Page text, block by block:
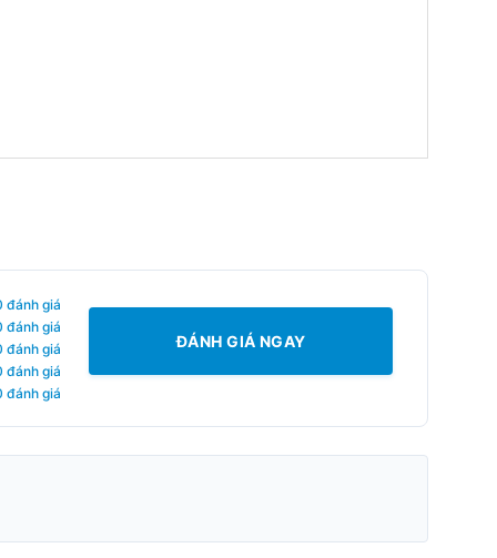
đánh giá
đánh giá
đánh giá
đánh giá
đánh giá
ĐÁNH GIÁ NGAY